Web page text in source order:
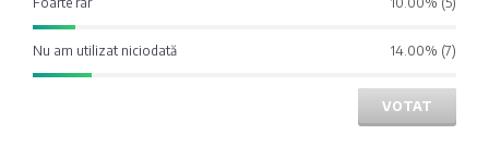
Moldindconbank
14.00% (7)
Nu am utilizat niciodată
VOTAT